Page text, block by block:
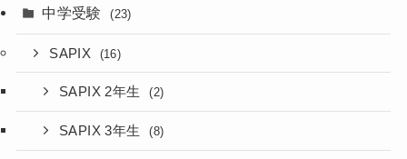
中学受験 (23)
SAPIX (16)
SAPIX 2年生 (2)
SAPIX 3年生 (8)